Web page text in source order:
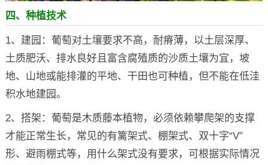
四、种植技术
1、建园：葡萄对土壤要求不高，耐瘠薄，以土层深厚、
土质肥沃、排水良好且富含腐殖质的沙质土壤为宜，坡
地、山地或能排灌的平地、干田也可种植，但不能在低洼
积水地建园。
2、搭架：葡萄是木质藤本植物，必须依赖攀爬架的支撑
才能正常生长，常见的有篱架式、棚架式、双十字“V”
形、避雨棚式等，用什么架式没有要求，可根据实际情况